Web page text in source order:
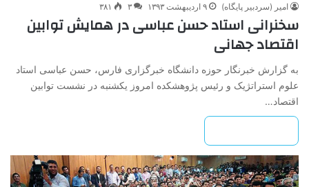
امیر (سردبیر پایگاه) ۹ اردیبهشت ۱۳۹۳ ۳ ۳۸۱
سخنرانی استاد حسن عباسی در همایش توابین
اقتصاد جهانی
به گزارش خبرنگار حوزه دانشگاه خبرگزاری فارس، حسن عباسی استاد
علوم استراتژیک و رئیس پژوهشکده امروز یکشنبه در نشست توابین
اقتصاد…